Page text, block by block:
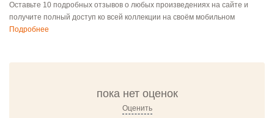
Оставьте 10 подробных отзывов о любых произведениях на сайте и
получите полный доступ ко всей коллекции на своём мобильном
Подробнее
пока нет оценок
Оценить